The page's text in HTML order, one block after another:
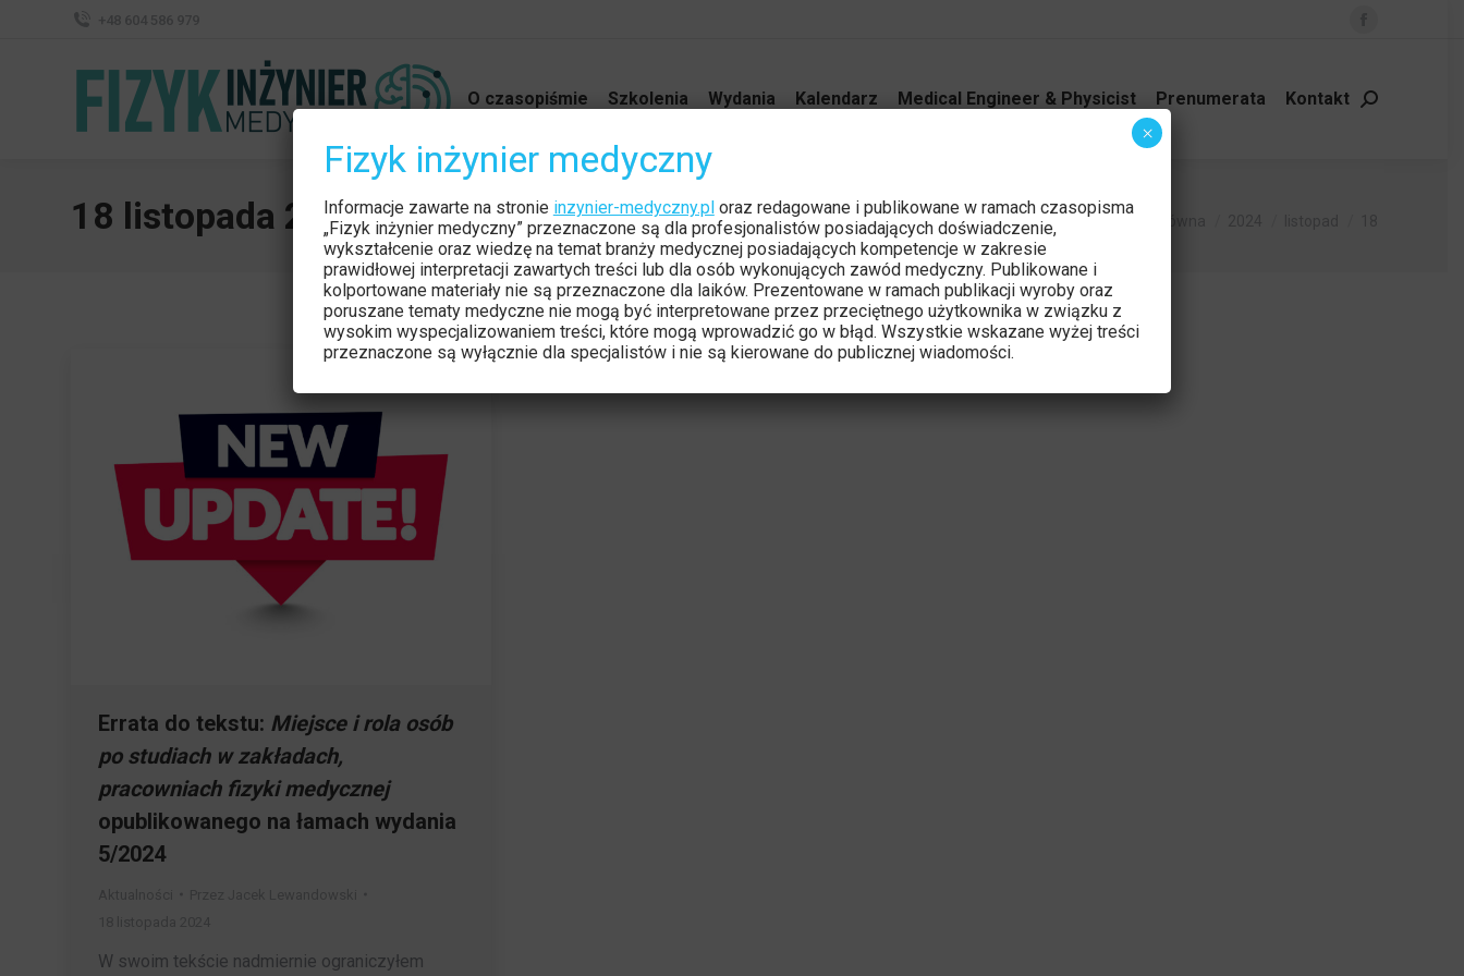
Facebook
opens
O czasopiśmie Szkolenia Wydania Kalendarz Medical Engineer & Physicist Prenumerata Kontakt Szukaj:
18 listopada 2024 Jesteś tutaj:
Errata do tekstu: Miejsce i rola osób
po studiach w zakładach,
pracowniach fizyki medycznej
opublikowanego na łamach wydania
5/2024
W swoim tekście nadmiernie ograniczyłem
Fizyk inżynier medyczny
Informacje zawarte na stronie inzynier-medyczny.ploraz redagowane i publikowane w ramach czasopisma
„Fizyk inżynier medyczny” przeznaczone są dla profesjonalistów posiadających doświadczenie,
wykształcenie oraz wiedzę na temat branży medycznej posiadających kompetencje w zakresie
prawidłowej interpretacji zawartych treści lub dla osób wykonujących zawód medyczny. Publikowane i
kolportowane materiały nie są przeznaczone dla laików. Prezentowane w ramach publikacji wyroby oraz
poruszane tematy medyczne nie mogą być interpretowane przez przeciętnego użytkownika w związku z
wysokim wyspecjalizowaniem treści, które mogą wprowadzić go w błąd. Wszystkie wskazane wyżej treści
przeznaczone są wyłącznie dla specjalistów i nie są kierowane do publicznej wiadomości.
×